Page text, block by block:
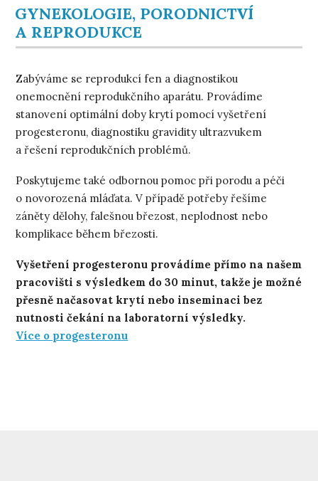
GYNEKOLOGIE, PORODNICTVÍ
A REPRODUKCE
Zabýváme se reprodukcí fen a diagnostikou
onemocnění reprodukčního aparátu. Provádíme
stanovení optimální doby krytí pomocí vyšetření
progesteronu, diagnostiku gravidity ultrazvukem
a řešení reprodukčních problémů.
Poskytujeme také odbornou pomoc při porodu a péči
o novorozená mláďata. V případě potřeby řešíme
záněty dělohy, falešnou březost, neplodnost nebo
komplikace během březosti.
Vyšetření progesteronu provádíme přímo na našem
pracovišti s výsledkem do 30 minut, takže je možné
přesně načasovat krytí nebo inseminaci bez
nutnosti čekání na laboratorní výsledky.
Více o progesteronu